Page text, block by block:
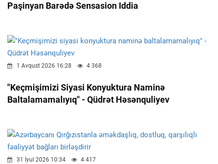
Paşinyan Barədə Sensasion Iddia
1 Avqust 2026 16:28 4 368
"Keçmişimizi Siyasi Konyuktura Naminə
Baltalamamalıyıq" - Qüdrət Həsənquliyev
31 İyul 2026 10:34 4 417